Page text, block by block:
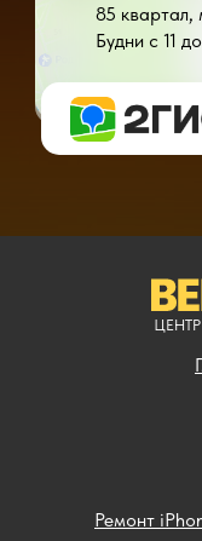
85 квартал,
Будни с 11
Ремонт
* - время ремонта может